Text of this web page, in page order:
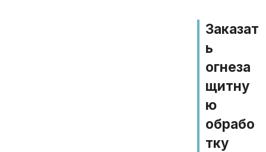
Заказат
ь
огнеза
щитну
ю
обрабо
тку